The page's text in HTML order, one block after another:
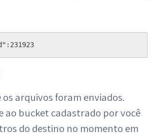
os arquivos foram enviados.
ao bucket cadastrado por você
do destino no momento em